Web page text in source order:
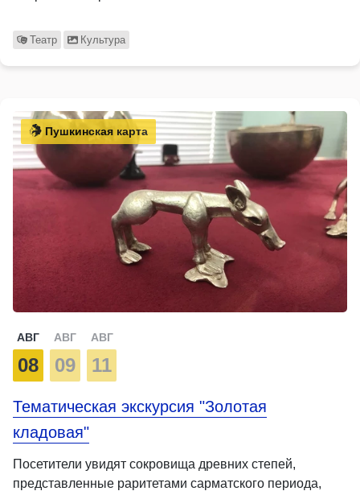
Театр Культура
Пушкинская карта
АВГ
08
АВГ
09
АВГ
11
Тематическая экскурсия "Золотая
кладовая"
Посетители увидят сокровища древних степей,
представленные раритетами сарматского периода,